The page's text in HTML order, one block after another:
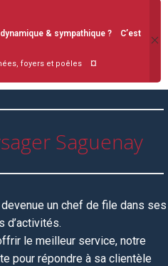
& sympathique ? C’est
foyers et poêles ¤
Saguenay
un chef de file dans ses
d’activités.
le meilleur service, notre
pour répondre à sa clientèle